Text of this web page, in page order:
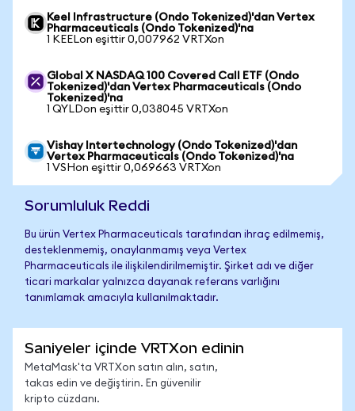
Keel Infrastructure (Ondo Tokenized)'dan Vertex
Pharmaceuticals (Ondo Tokenized)'na
1 KEELon eşittir 0,007962 VRTXon
Global X NASDAQ 100 Covered Call ETF (Ondo
Tokenized)'dan Vertex Pharmaceuticals (Ondo
Tokenized)'na
1 QYLDon eşittir 0,038045 VRTXon
Vishay Intertechnology (Ondo Tokenized)'dan
Vertex Pharmaceuticals (Ondo Tokenized)'na
1 VSHon eşittir 0,069663 VRTXon
Sorumluluk Reddi
Bu ürün Vertex Pharmaceuticals tarafından ihraç edilmemiş,
desteklenmemiş, onaylanmamış veya Vertex
Pharmaceuticals ile ilişkilendirilmemiştir. Şirket adı ve diğer
ticari markalar yalnızca dayanak referans varlığını
tanımlamak amacıyla kullanılmaktadır.
Saniyeler içinde VRTXon edinin
MetaMask'ta VRTXon satın alın, satın,
takas edin ve değiştirin. En güvenilir
kripto cüzdanı.